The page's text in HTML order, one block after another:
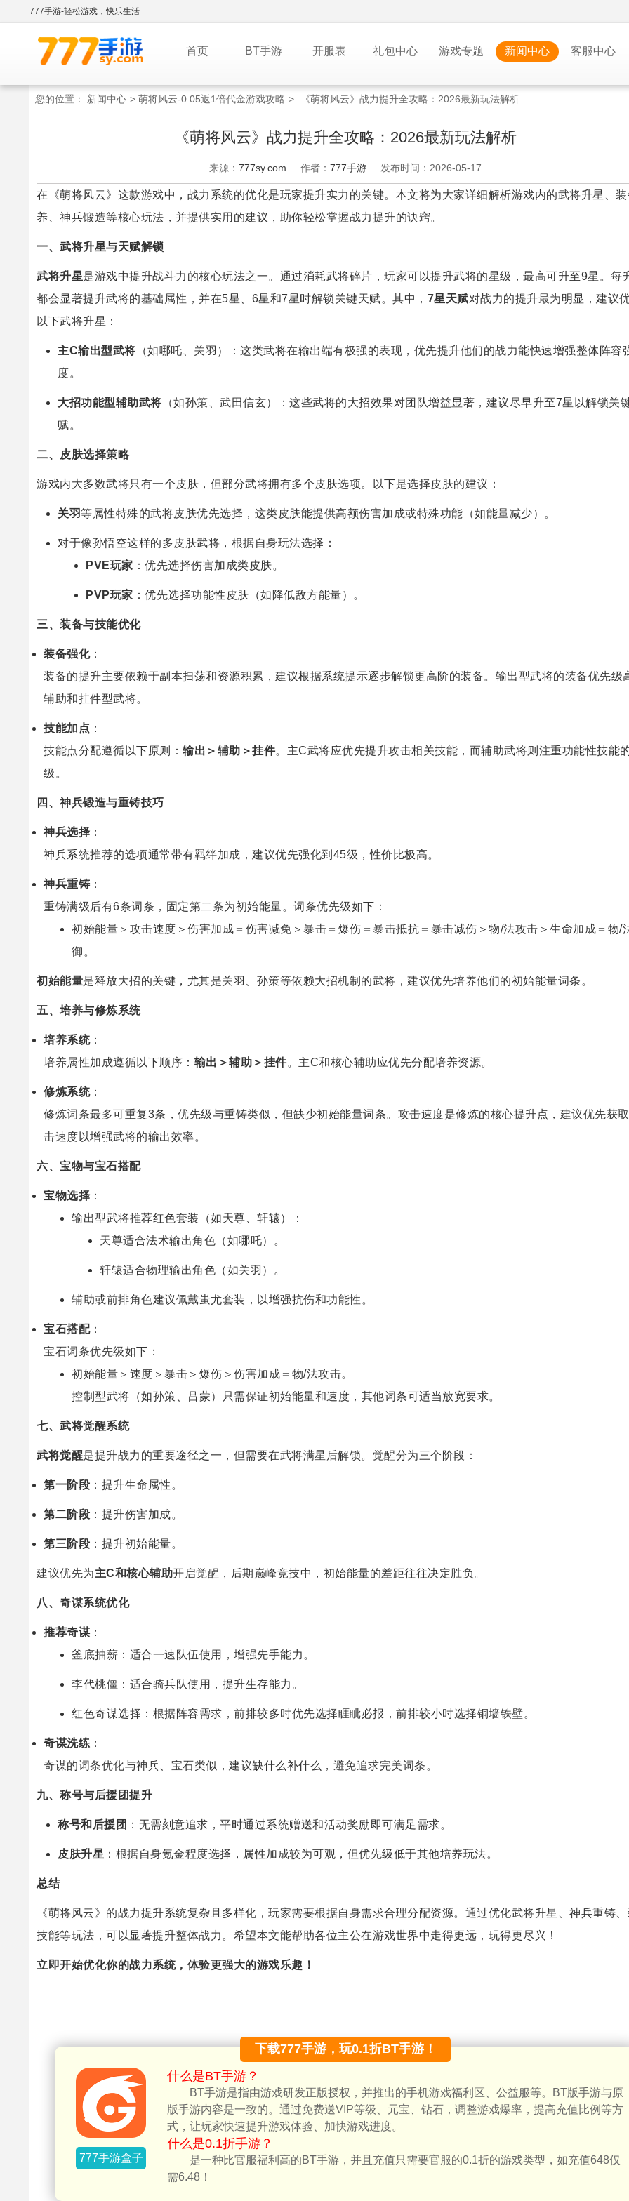
777手游-轻松游戏，快乐生活
首页 BT手游 开服表 礼包中心 游戏专题 新闻中心 客服中心
您的位置： 新闻中心 > 萌将风云-0.05返1倍代金游戏攻略 > 《萌将风云》战力提升全攻略：2026最新玩法解析
《萌将风云》战力提升全攻略：2026最新玩法解析
来源： 777sy.com 作者： 777手游 发布时间：2026-05-17
在《萌将风云》这款游戏中，战力系统的优化是玩家提升实力的关键。本文将为大家详细解析游戏内的武将升星、
养、神兵锻造等核心玩法，并提供实用的建议，助你轻松掌握战力提升的诀窍。
一、武将升星与天赋解锁
武将升星是游戏中提升战斗力的核心玩法之一。通过消耗武将碎片，玩家可以提升武将的星级，最高可升至9星。每
都会显著提升武将的基础属性，并在5星、6星和7星时解锁关键天赋。其中， 7星天赋对战力的提升最为明显，建议
以下武将升星：
主C输出型武将 （如哪吒、关羽）：这类武将在输出端有极强的表现，优先提升他们的战力能快速增强整体阵容
度。
大招功能型辅助武将 （如孙策、武田信玄）：这些武将的大招效果对团队增益显著，建议尽早升至7星以解锁关
赋。
二、皮肤选择策略
游戏内大多数武将只有一个皮肤，但部分武将拥有多个皮肤选项。以下是选择皮肤的建议：
关羽等属性特殊的武将皮肤优先选择，这类皮肤能提供高额伤害加成或特殊功能（如能量减少）。
对于像孙悟空这样的多皮肤武将，根据自身玩法选择：
PVE玩家 ：优先选择伤害加成类皮肤。
PVP玩家 ：优先选择功能性皮肤（如降低敌方能量）。
三、装备与技能优化
装备强化：
装备的提升主要依赖于副本扫荡和资源积累，建议根据系统提示逐步解锁更高阶的装备。输出型武将的装备优先级
辅助和挂件型武将。
技能加点 ：
技能点分配遵循以下原则： 输出＞辅助＞挂件。主C武将应优先提升攻击相关技能，而辅助武将则注重功能性技能
级。
四、神兵锻造与重铸技巧
神兵选择 ：
神兵系统推荐的选项通常带有羁绊加成，建议优先强化到45级，性价比极高。
神兵重铸 ：
重铸满级后有6条词条，固定第二条为初始能量。词条优先级如下：
初始能量＞攻击速度＞伤害加成＝伤害减免＞暴击＝爆伤＝暴击抵抗＝暴击减伤＞物/法攻击＞生命加成＝物/
御。
初始能量是释放大招的关键，尤其是关羽、孙策等依赖大招机制的武将，建议优先培养他们的初始能量词条。
五、培养与修炼系统
培养系统：
培养属性加成遵循以下顺序： 输出＞辅助＞挂件。主C和核心辅助应优先分配培养资源。
修炼系统：
修炼词条最多可重复3条，优先级与重铸类似，但缺少初始能量词条。攻击速度是修炼的核心提升点，建议优先获
击速度以增强武将的输出效率。
六、宝物与宝石搭配
宝物选择 ：
输出型武将推荐红色套装（如天尊、轩辕）：
天尊适合法术输出角色（如哪吒）。
轩辕适合物理输出角色（如关羽）。
辅助或前排角色建议佩戴蚩尤套装，以增强抗伤和功能性。
宝石搭配：
宝石词条优先级如下：
初始能量＞速度＞暴击＞爆伤＞伤害加成＝物/法攻击。
控制型武将（如孙策、吕蒙）只需保证初始能量和速度，其他词条可适当放宽要求。
七、武将觉醒系统
武将觉醒是提升战力的重要途径之一，但需要在武将满星后解锁。觉醒分为三个阶段：
第一阶段 ：提升生命属性。
第二阶段 ：提升伤害加成。
第三阶段 ：提升初始能量。
建议优先为主C和核心辅助开启觉醒，后期巅峰竞技中，初始能量的差距往往决定胜负。
八、奇谋系统优化
推荐奇谋 ：
釜底抽薪：适合一速队伍使用，增强先手能力。
李代桃僵：适合骑兵队使用，提升生存能力。
红色奇谋选择：根据阵容需求，前排较多时优先选择睚眦必报，前排较小时选择铜墙铁壁。
奇谋洗练 ：
奇谋的词条优化与神兵、宝石类似，建议缺什么补什么，避免追求完美词条。
九、称号与后援团提升
称号和后援团 ：无需刻意追求，平时通过系统赠送和活动奖励即可满足需求。
皮肤升星 ：根据自身氪金程度选择，属性加成较为可观，但优先级低于其他培养玩法。
总结
《萌将风云》的战力提升系统复杂且多样化，玩家需要根据自身需求合理分配资源。通过优化武将升星、神兵重铸
技能等玩法，可以显著提升整体战力。希望本文能帮助各位主公在游戏世界中走得更远，玩得更尽兴！
立即开始优化你的战力系统，体验更强大的游戏乐趣！
下载777手游，玩0.1折BT手游！
777手游盒子
什么是BT手游？
BT手游是指由游戏研发正版授权，并推出的手机游戏福利区、公益服等。BT版手游与原
版手游内容是一致的。通过免费送VIP等级、元宝、钻石，调整游戏爆率，提高充值比例等方
式，让玩家快速提升游戏体验、加快游戏进度。
什么是0.1折手游？
是一种比官服福利高的BT手游，并且充值只需要官服的0.1折的游戏类型，如充值648仅
需6.48！